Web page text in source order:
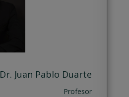
Dr. Juan Pablo Duarte
Profesor